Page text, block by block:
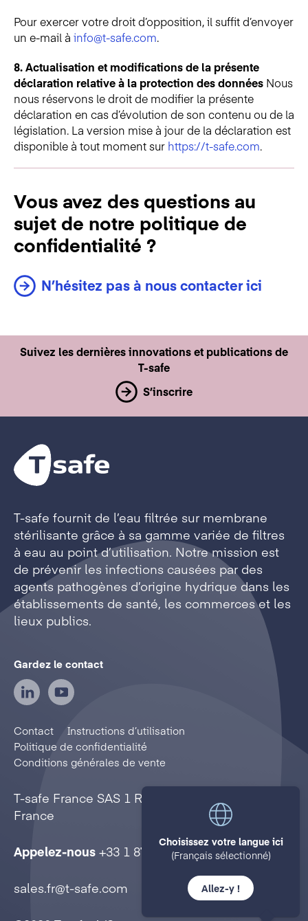
Choisissez votre langue ici
(Français sélectionné)
Allez-y !
Pour exercer votre droit d’opposition, il suffit d’envoyer
un e-mail à info@t-safe.com.
8. Actualisation et modifications de la présente
déclaration relative à la protection des données Nous
nous réservons le droit de modifier la présente
déclaration en cas d’évolution de son contenu ou de la
législation. La version mise à jour de la déclaration est
disponible à tout moment sur https://t-safe.com.
Vous avez des questions au
sujet de notre politique de
confidentialité ?
N’hésitez pas à nous contacter ici
Suivez les dernières innovations et publications de
T-safe
S’inscrire
T-safe fournit de l’eau filtrée sur membrane
stérilisante grâce à sa gamme variée de filtres
à eau au point d’utilisation. Notre mission est
de prévenir les infections causées par des
agents pathogènes d’origine hydrique dans les
établissements de santé, les commerces et les
lieux publics.
Gardez le contact
Contact
Instructions d’utilisation
Politique de confidentialité
Conditions générales de vente
T-safe France SAS 1 Rue Lamartine
France
Appelez-nous +33 1 87 65 36 38
sales.fr@t-safe.com